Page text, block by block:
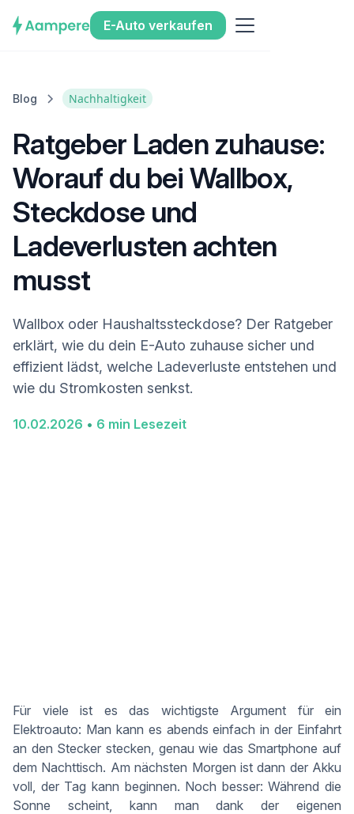
E-Auto verkaufen
Blog Nachhaltigkeit
Ratgeber Laden zuhause:
Worauf du bei Wallbox,
Steckdose und
Ladeverlusten achten
musst
Wallbox oder Haushaltssteckdose? Der Ratgeber
erklärt, wie du dein E-Auto zuhause sicher und
effizient lädst, welche Ladeverluste entstehen und
wie du Stromkosten senkst.
10.02.2026 • 6 min Lesezeit
Für viele ist es das wichtigste Argument für ein
Elektroauto: Man kann es abends einfach in der Einfahrt
an den Stecker stecken, genau wie das Smartphone auf
dem Nachttisch. Am nächsten Morgen ist dann der Akku
voll, der Tag kann beginnen. Noch besser: Während die
Sonne scheint, kann man dank der eigenen